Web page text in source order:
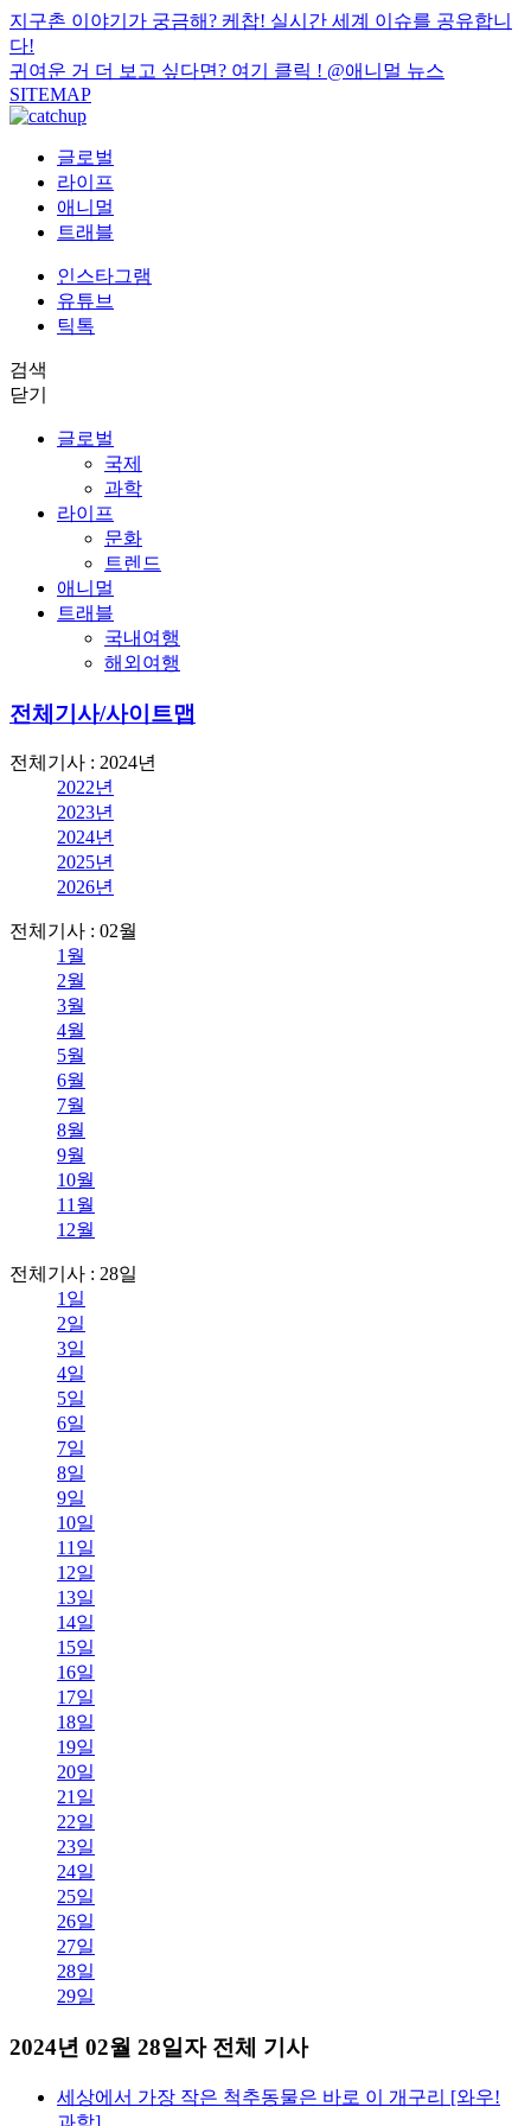
지구촌 이야기가 궁금해? 케찹! 실시간 세계 이슈를 공유합니
다!
귀여운 거 더 보고 싶다면? 여기 클릭 ! @애니멀 뉴스
SITEMAP
글로벌
라이프
애니멀
트래블
인스타그램
유튜브
틱톡
검색
닫기
글로벌
국제
과학
라이프
문화
트렌드
애니멀
트래블
국내여행
해외여행
전체기사/사이트맵
전체기사 : 2024년
2022년
2023년
2024년
2025년
2026년
전체기사 : 02월
1월
2월
3월
4월
5월
6월
7월
8월
9월
10월
11월
12월
전체기사 : 28일
1일
2일
3일
4일
5일
6일
7일
8일
9일
10일
11일
12일
13일
14일
15일
16일
17일
18일
19일
20일
21일
22일
23일
24일
25일
26일
27일
28일
29일
2024년 02월 28일자 전체 기사
세상에서 가장 작은 척추동물은 바로 이 개구리 [와우!
과학]